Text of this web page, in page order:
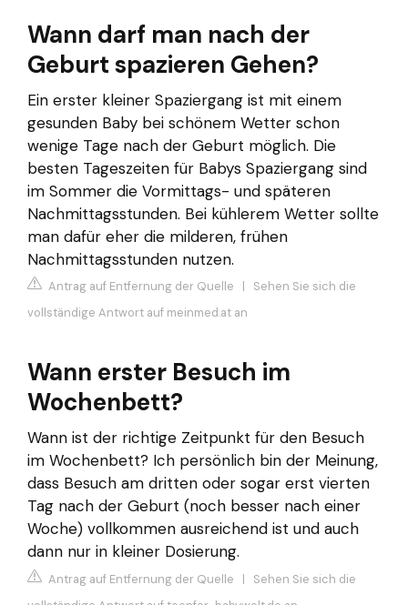
Wann darf man nach der
Geburt spazieren Gehen?
Ein erster kleiner Spaziergang ist mit einem
gesunden Baby bei schönem Wetter schon
wenige Tage nach der Geburt möglich. Die
besten Tageszeiten für Babys Spaziergang sind
im Sommer die Vormittags- und späteren
Nachmittagsstunden. Bei kühlerem Wetter sollte
man dafür eher die milderen, frühen
Nachmittagsstunden nutzen.
Antrag auf Entfernung der Quelle | Sehen Sie sich die
vollständige Antwort auf meinmed.at an
Wann erster Besuch im
Wochenbett?
Wann ist der richtige Zeitpunkt für den Besuch
im Wochenbett? Ich persönlich bin der Meinung,
dass Besuch am dritten oder sogar erst vierten
Tag nach der Geburt (noch besser nach einer
Woche) vollkommen ausreichend ist und auch
dann nur in kleiner Dosierung.
Antrag auf Entfernung der Quelle | Sehen Sie sich die